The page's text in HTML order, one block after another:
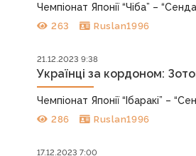
Чемпіонат Японії “Чіба” –
263 Ruslan1996
21.12.2023 9:38
Українці за кордоном:
Чемпіонат Японії “Ібаракі” –
286 Ruslan1996
17.12.2023 7:00